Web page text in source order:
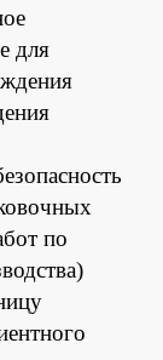
для
по